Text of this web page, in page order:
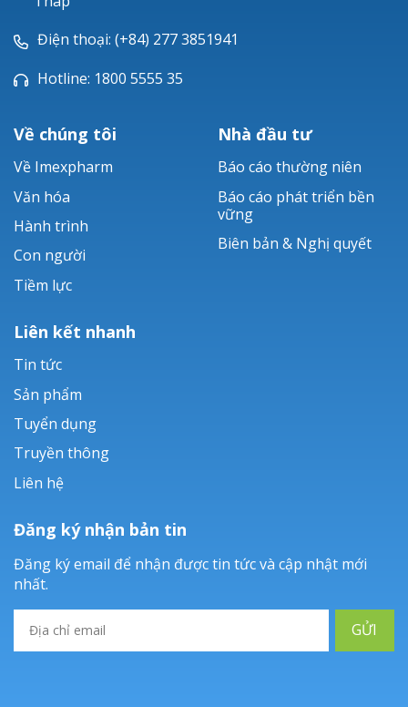
Điện thoại: (+84) 277 3851941
Hotline: 1800 5555 35
Về chúng tôi
Về Imexpharm
Văn hóa
Hành trình
Con người
Tiềm lực
Nhà đầu tư
Báo cáo thường niên
Báo cáo phát triển bền
vững
Biên bản & Nghị quyết
Liên kết nhanh
Tin tức
Sản phẩm
Tuyển dụng
Truyền thông
Liên hệ
Đăng ký nhận bản tin
Đăng ký email để nhận được tin tức và cập nhật mới
nhất.
GỬI